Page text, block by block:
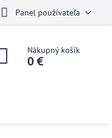
Panel používateľa
Nákupný košík
0 €